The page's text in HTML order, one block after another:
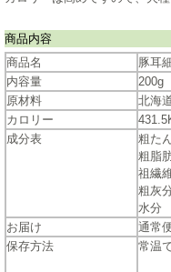
商品内容
商品名
豚耳
内容量
200g
原材料
北海
カロリー
成分表
粗
粗
祖
粗
水
お届け
通常
保存方法
常温